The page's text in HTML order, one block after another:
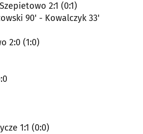
2:1 (0:1)
90' - Kowalczyk 33'
2:0 (1:0)
1:1 (0:0)